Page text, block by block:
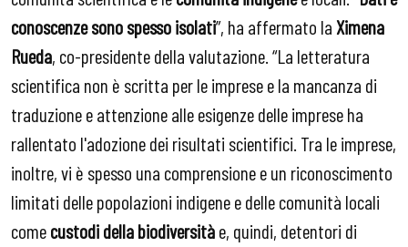
conoscenze sono spesso isolati”, ha affermato laXimena
Rueda, co-presidente della valutazione. “La letteratura
scientifica non è scritta per le imprese e la mancanza di
traduzione e attenzione alle esigenze delle imprese ha
rallentato l'adozione dei risultati scientifici. Tra le imprese,
inoltre, vi è spesso una comprensione e un riconoscimento
limitati delle popolazioni indigene e delle comunità locali
comecustodi della biodiversitàe, quindi, detentori di